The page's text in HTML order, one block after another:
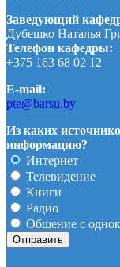
Заведующий
Дубешко Наталья
Телефон кафедры:
+375 163 68 02 12
E-mail:
pte@barsu.by
Из каких
информацию?
Интернет
Телевидение
Книги
Радио
Общение с